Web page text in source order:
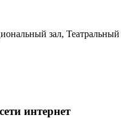
зал, Театральный
интернет